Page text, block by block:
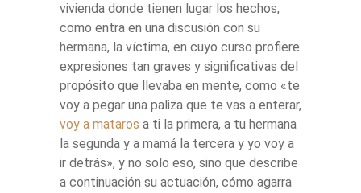
vivienda donde tienen lugar los hechos,
como entra en una discusión con su
hermana, la víctima, en cuyo curso profiere
expresiones tan graves y significativas del
propósito que llevaba en mente, como «te
voy a pegar una paliza que te vas a enterar,
voy a mataros a ti la primera, a tu hermana
la segunda y a mamá la tercera y yo voy a
ir detrás», y no solo eso, sino que describe
a continuación su actuación, cómo agarra